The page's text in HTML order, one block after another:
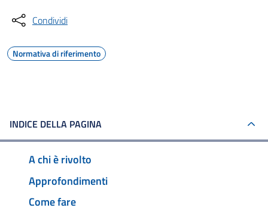
Condividi
Normativa di riferimento
INDICE DELLA PAGINA
A chi è rivolto
Approfondimenti
Come fare